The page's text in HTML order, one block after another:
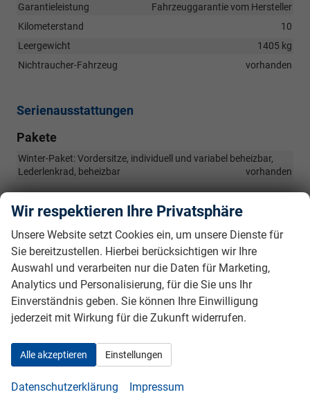
Garantieleistung
Fahrzeuggarantie vom Hersteller
Kilometerstand
10
Leergewicht
1405 kg
Nichtraucher-Fahrzeug
vorhanden
Serienausstattungen
Pakete
Winter-Paket: Vordersitze, individuell und variabel beheizbar,
Lederlenkrad, beheizbar
vorhanden
Innen
LED-Gepäckraumbeleuchtung
vorhanden
Befestigungsösen für Gepäcknetz
vorhanden
Lederschaltknauf
vorhanden
Sonnenblenden mit beleuchtetem Make-up Spiegel für Fahrer
und Beifahrer
vorhanden
Getränkehalter vorne
Servolenkung
Lüftungsdüsen für 2. Sitzreihe unter Fahrer- und Beifahrersitz
Innenspiegel manuell abblendbar
Wir respektieren Ihre Privatsphäre
Unsere Website setzt Cookies ein, um unsere Dienste für
Sie bereitzustellen. Hierbei berücksichtigen wir Ihre
Auswahl und verarbeiten nur die Daten für Marketing,
Analytics und Personalisierung, für die Sie uns Ihr
Einverständnis geben. Sie können Ihre Einwilligung
jederzeit mit Wirkung für die Zukunft widerrufen.
Alle akzeptieren Einstellungen
Datenschutzerklärung Impressum